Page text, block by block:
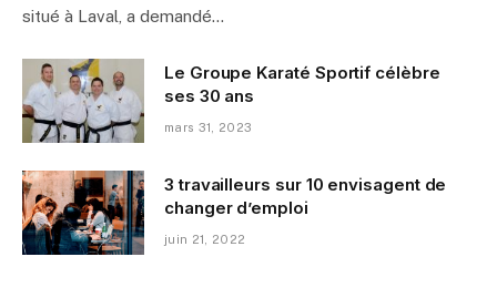
situé à Laval, a demandé…
Le Groupe Karaté Sportif célèbre
ses 30 ans
mars 31, 2023
3 travailleurs sur 10 envisagent de
changer d’emploi
juin 21, 2022